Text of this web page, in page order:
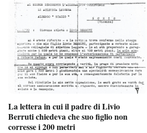
La lettera in cui il padre di Livio
Berruti chiedeva che suo figlio non
corresse i 200 metri